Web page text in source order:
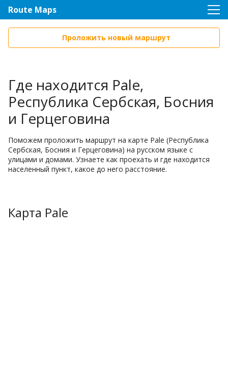
Route Maps
Проложить новый маршрут
Где находится Pale,
Республика Сербская, Босния
и Герцеговина
Поможем проложить маршрут на карте Pale (Республика
Сербская, Босния и Герцеговина) на русском языке с
улицами и домами. Узнаете как проехать и где находится
населенный пункт, какое до него расстояние.
Карта Pale